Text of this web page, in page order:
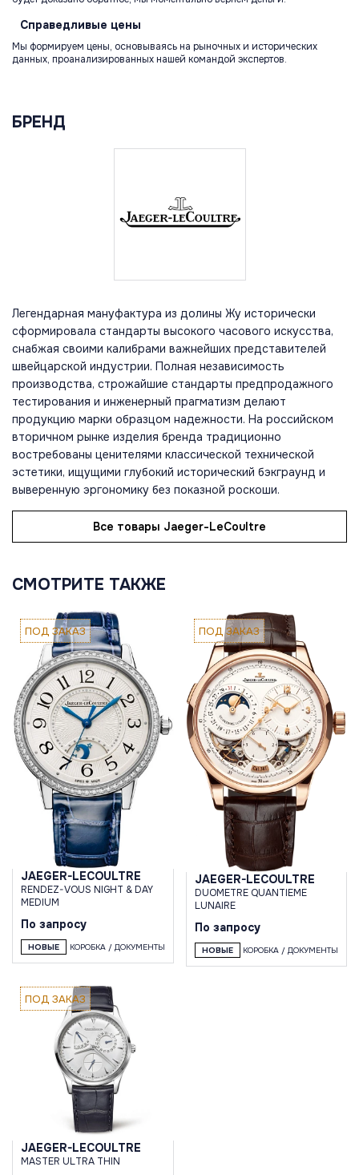
Справедливые цены
Мы формируем цены, основываясь на рыночных и исторических
данных, проанализированных нашей командой экспертов.
БРЕНД
Легендарная мануфактура из долины Жу исторически
сформировала стандарты высокого часового искусства,
снабжая своими калибрами важнейших представителей
швейцарской индустрии. Полная независимость
производства, строжайшие стандарты предпродажного
тестирования и инженерный прагматизм делают
продукцию марки образцом надежности. На российском
вторичном рынке изделия бренда традиционно
востребованы ценителями классической технической
эстетики, ищущими глубокий исторический бэкграунд и
выверенную эргономику без показной роскоши.
Все товары Jaeger-LeCoultre
СМОТРИТЕ ТАКЖЕ
ПОД ЗАКАЗ
JAEGER-LECOULTRE
RENDEZ-VOUS NIGHT & DAY
MEDIUM
По запросу
НОВЫЕ КОРОБКА / ДОКУМЕНТЫ
ПОД ЗАКАЗ
JAEGER-LECOULTRE
DUOMETRE QUANTIEME
LUNAIRE
По запросу
НОВЫЕ КОРОБКА / ДОКУМЕНТЫ
ПОД ЗАКАЗ
JAEGER-LECOULTRE
MASTER ULTRA THIN